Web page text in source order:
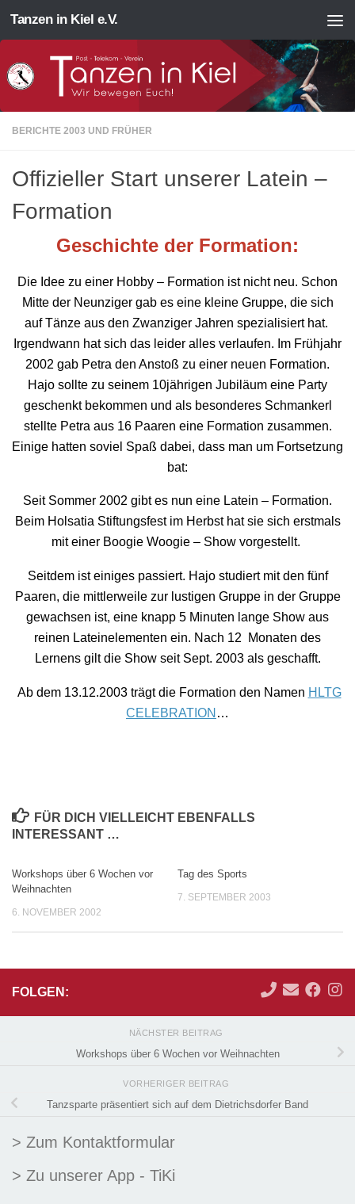
Zum Inhalt springen
Tanzen in Kiel e.V.
BERICHTE 2003 UND FRÜHER
Offizieller Start unserer Latein –
Formation
Geschichte der Formation:
Die Idee zu einer Hobby – Formation ist nicht neu. Schon
Mitte der Neunziger gab es eine kleine Gruppe, die sich
auf Tänze aus den Zwanziger Jahren spezialisiert hat.
Irgendwann hat sich das leider alles verlaufen. Im Frühjahr
2002 gab Petra den Anstoß zu einer neuen Formation.
Hajo sollte zu seinem 10jährigen Jubiläum eine Party
geschenkt bekommen und als besonderes Schmankerl
stellte Petra aus 16 Paaren eine Formation zusammen.
Einige hatten soviel Spaß dabei, dass man um Fortsetzung
bat:
Seit Sommer 2002 gibt es nun eine Latein – Formation.
Beim Holsatia Stiftungsfest im Herbst hat sie sich erstmals
mit einer Boogie Woogie – Show vorgestellt.
Seitdem ist einiges passiert. Hajo studiert mit den fünf
Paaren, die mittlerweile zur lustigen Gruppe in der Gruppe
gewachsen ist, eine knapp 5 Minuten lange Show aus
reinen Lateinelementen ein. Nach 12 Monaten des
Lernens gilt die Show seit Sept. 2003 als geschafft.
Ab dem 13.12.2003 trägt die Formation den Namen HLTG
CELEBRATION …
FÜR DICH VIELLEICHT EBENFALLS
INTERESSANT …
Workshops über 6 Wochen vor
Weihnachten
6. NOVEMBER 2002
Tag des Sports
7. SEPTEMBER 2003
FOLGEN:
NÄCHSTER BEITRAG
Workshops über 6 Wochen vor Weihnachten
VORHERIGER BEITRAG
Tanzsparte präsentiert sich auf dem Dietrichsdorfer Band
> Zum Kontaktformular
> Zu unserer App - TiKi